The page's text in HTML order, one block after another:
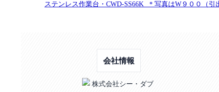
ステンレス作業台・CWD-SS66K ＊写真はW９００（引
会社情報